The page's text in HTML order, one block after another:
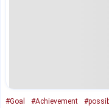
#Goal #Achievement